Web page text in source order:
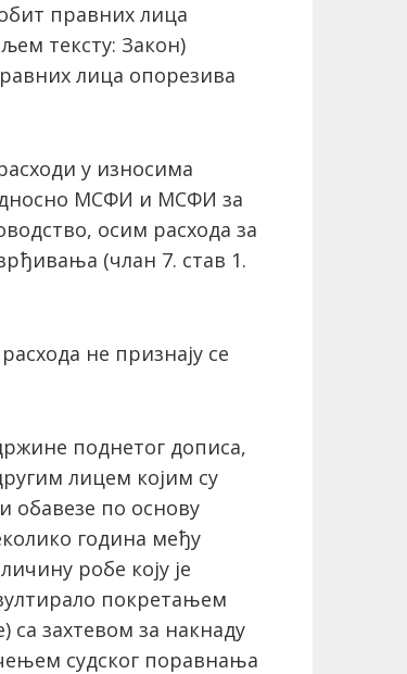
правних лица
тексту: Закон)
лица опорезива
у износима
МСФИ и МСФИ за
осим расхода за
(члан 7. став 1.
не признају се
поднетог дописа,
лицем којим су
обавезе по основу
година међу
робе коју је
покретањем
са захтевом за накнаду
судског поравнања